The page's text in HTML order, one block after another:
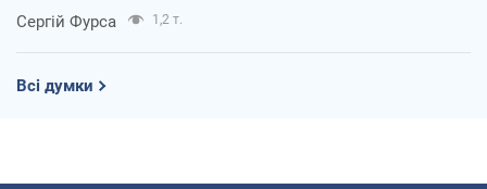
Сергій Фурса 1,2 т.
Всі думки